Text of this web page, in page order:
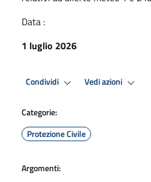
Data :
1 luglio 2026
Condividi Vedi azioni
Categorie:
Protezione Civile
Argomenti: